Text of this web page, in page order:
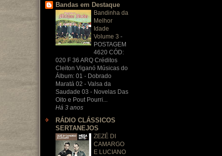
Bandas em Destaque
Bandinha da
Melhor
Idade
Volume 3 -
POSTAGEM
4620 CÓD:
020 F 36 ARQ Créditos
Cleiton Viganó Músicas do
Álbum: 01 - Dobrado
Maratá 02 - Valsa da
Saudade 03 - Novelas Das
Oito e Pout Pourri...
Há 3 anos
RÁDIO CLÁSSICOS
SERTANEJOS
ZEZÉ DI
CAMARGO
E LUCIANO